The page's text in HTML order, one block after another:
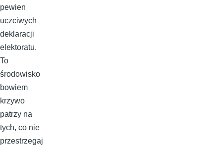
pewien
uczciwych
deklaracji
elektoratu.
To
środowisko
bowiem
krzywo
patrzy na
tych, co nie
przestrzegaj